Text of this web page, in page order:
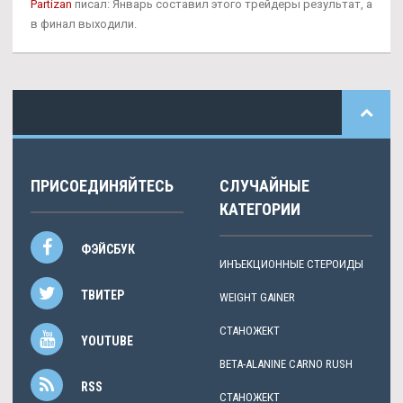
Partizan писал: Январь составил этого трейдеры результат, а
в финал выходили.
ПРИСОЕДИНЯЙТЕСЬ
ФЭЙСБУК
ТВИТЕР
YOUTUBE
RSS
СЛУЧАЙНЫЕ
КАТЕГОРИИ
ИНЪЕКЦИОННЫЕ СТЕРОИДЫ
WEIGHT GAINER
СТАНОЖЕКТ
BETA-ALANINE CARNO RUSH
СТАНОЖЕКТ